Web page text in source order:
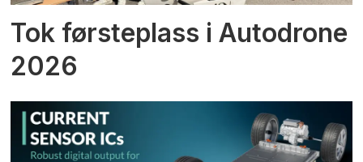
Tok førsteplass i Autodrone
2026